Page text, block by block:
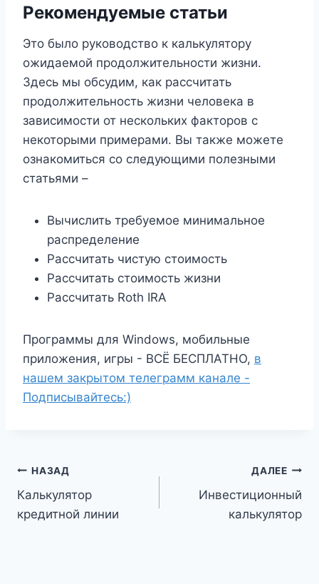
Рекомендуемые статьи
Это было руководство к калькулятору
ожидаемой продолжительности жизни.
Здесь мы обсудим, как рассчитать
продолжительность жизни человека в
зависимости от нескольких факторов с
некоторыми примерами. Вы также можете
ознакомиться со следующими полезными
статьями –
Вычислить требуемое минимальное
распределение
Рассчитать чистую стоимость
Рассчитать стоимость жизни
Рассчитать Roth IRA
Программы для Windows, мобильные
приложения, игры - ВСЁ БЕСПЛАТНО, в
нашем закрытом телеграмм канале -
Подписывайтесь:)
Навигация
по
НАЗАД
Калькулятор
кредитной линии
ДАЛЕЕ
Инвестиционный
калькулятор